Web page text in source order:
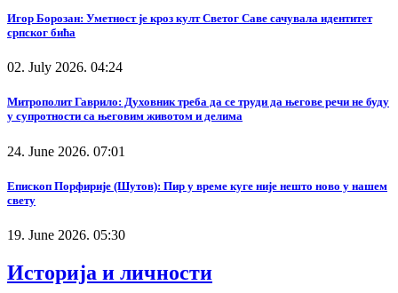
Игор Борозан: Уметност је кроз култ Светог Саве сачувала идентитет
српског бића
02. July 2026. 04:24
Митрополит Гаврило: Духовник треба да се труди да његове речи не буду
у супротности са његовим животом и делима
24. June 2026. 07:01
Епископ Порфирије (Шутов): Пир у време куге није нешто ново у нашем
свету
19. June 2026. 05:30
Историја и личности